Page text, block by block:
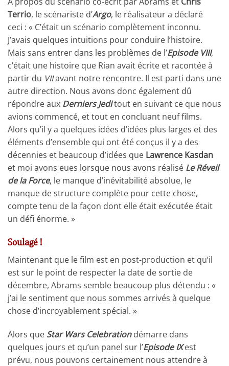
Terrio, le scénariste d’Argo, le réalisateur a déclaré
ceci : « C’était un scénario complètement inconnu.
J’avais quelques intuitions pour conduire l’histoire.
Mais sans entrer dans les problèmes de l’Episode VIII,
c’était une histoire que Rian avait écrite et racontée à
partir du VIIavant notre rencontre. Il est parti dans une
autre direction. Nous avons donc également dû
répondre aux Derniers Jeditout en suivant ce que nous
avions commencé, et tout en concluant neuf films.
Alors qu’il y a quelques idées d’idées plus larges et des
éléments d’ensemble qui ont été conçus il y a des
décennies et beaucoup d’idées que Lawrence Kasdan
et moi avons eues lorsque nous avons réalisé Le Réveil
de la Force, le manque d’inévitabilité absolue, le
manque de structure complète pour cette chose,
compte tenu de la façon dont elle était exécutée était
un défi énorme. »
Soulagé !
Maintenant que le film est en post-production et qu’il
est sur le point de respecter la date de sortie de
décembre, Abrams semble beaucoup plus détendu : «
j’ai le sentiment que nous sommes arrivés à quelque
chose d’incroyablement spécial. »
Alors que Star Wars Celebrationdémarre dans
quelques jours et qu’un panel sur l’Episode IX est
prévu, nous pouvons certainement nous attendre à